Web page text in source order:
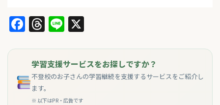
Facebook
Threads
Line
学習支援サービスをお探しですか？
不登校のお子さんの学習継続を支援するサービスをご紹介し
ます。
※ 以下はPR・広告です